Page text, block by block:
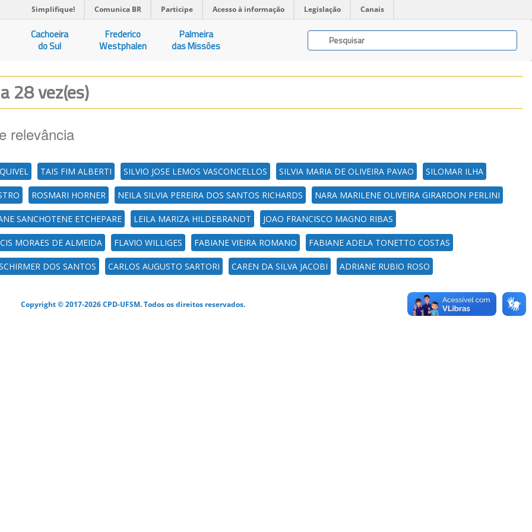
Simplifique! Comunica BR Participe Acesso à informação Legislação Canais
Cachoeira
do Sul
Frederico
Westphalen
Palmeira
das Missões
28 vez(es)
relevância
TAIS FIM ALBERTI SILVIO JOSE LEMOS VASCONCELLOS SILVIA MARIA DE OLIVEIRA PAVAO SILOMAR ILHA
ROSMARI HORNER NEILA SILVIA PEREIRA DOS SANTOS RICHARDS NARA MARILENE OLIVEIRA GIRARDON PERLINI
SANCHOTENE ETCHEPARE LEILA MARIZA HILDEBRANDT JOAO FRANCISCO MAGNO RIBAS
MORAES DE ALMEIDA FLAVIO WILLIGES FABIANE VIEIRA ROMANO FABIANE ADELA TONETTO COSTAS
DOS SANTOS CARLOS AUGUSTO SARTORI CAREN DA SILVA JACOBI ADRIANE RUBIO ROSO
Copyright © 2017-2026 CPD-UFSM. Todos os direitos reservados.